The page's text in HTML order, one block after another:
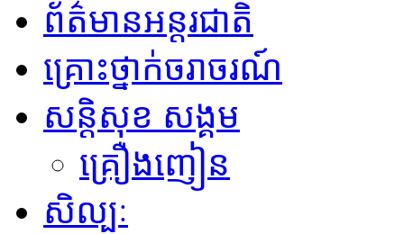
ព័ត៌មានអន្តរជាតិ
គ្រោះថ្នាក់​ចរាចរណ៍
សន្តិសុខ សង្គម
គ្រឿងញៀន
សិល្បៈ